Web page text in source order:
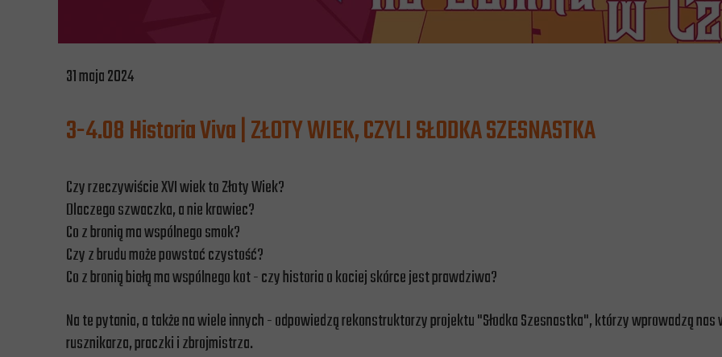
31 maja 2024
3-4.08 Historia Viva | ZŁOTY WIEK, CZYLI SŁODKA SZESNASTKA
Czy rzeczywiście XVI wiek to Złoty Wiek?
Dlaczego szwaczka, a nie krawiec?
Co z bronią ma wspólnego smok?
Czy z brudu może powstać czystość?
Co z bronią białą ma wspólnego kot - czy historia o kociej skórce jest prawdziwa?
Na te pytania, a także na wiele innych - odpowiedzą rekonstruktorzy projektu "Słodka Szesnastka", którzy wprowadzą
rusznikarza, praczki i zbrojmistrza.